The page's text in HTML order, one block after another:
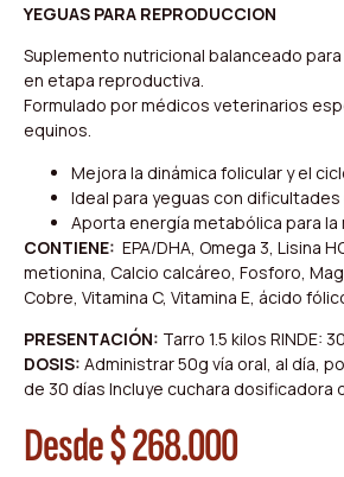
YEGUAS PARA REPRODUCCION
Suplemento nutricional balanceado
en etapa reproductiva.
Formulado por médicos veterinarios
equinos.
Mejora la dinámica folicular y el
Ideal para yeguas con dificultades
Aporta energía metabólica para la
CONTIENE: EPA/DHA, Omega 3, Lisina
metionina, Calcio calcáreo, Fosforo,
Cobre, Vitamina C, Vitamina E, ácido
PRESENTACIÓN: Tarro 1.5 kilos RINDE:
DOSIS: Administrar 50g vía oral, al día,
de 30 días Incluye cuchara dosificadora
Desde$268.000